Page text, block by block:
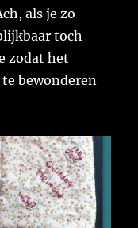
als je zo
toch
zodat het
bewonderen